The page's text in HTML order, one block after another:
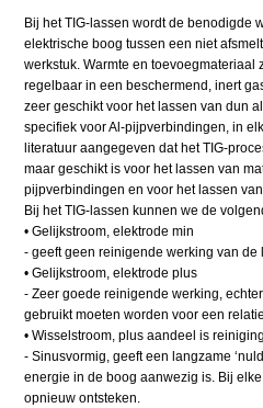
Bij het TIG-lassen wordt de benodigde
elektrische boog tussen een niet
werkstuk. Warmte en
regelbaar in een beschermend, inert
zeer geschikt voor het lassen van dun
specifiek voor Al-pijpverbindingen, in
literatuur aangegeven dat het TIG-
maar geschikt is voor het lassen van
pijpverbindingen en voor het lassen
Bij het TIG-lassen kunnen we de
• Gelijkstroom, elektrode min
- geeft geen reinigende werking van de
• Gelijkstroom, elektrode plus
- Zeer goede reinigende werking,
gebruikt moeten worden voor een
• Wisselstroom, plus aandeel is
- Sinusvormig, geeft een langzame
energie in de boog aanwezig is. Bij elke
opnieuw ontsteken.